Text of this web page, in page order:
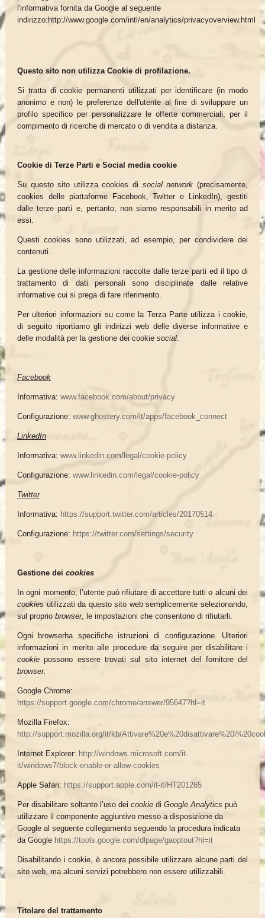
l'informativa fornita da Google al seguente
indirizzo:http://www.google.com/intl/en/analytics/privacyoverview.html
Questo sito non utilizza Cookie di profilazione.
Si tratta di cookie permanenti utilizzati per identificare (in modo
anonimo e non) le preferenze dell'utente al fine di sviluppare un
profilo specifico per personalizzare le offerte commerciali, per il
compimento di ricerche di mercato o di vendita a distanza.
Cookie di Terze Parti e Social media cookie
Su questo sito utilizza cookies di social network (precisamente,
cookies delle piattaforme Facebook, Twitter e LinkedIn), gestiti
dalle terze parti e, pertanto, non siamo responsabili in merito ad
essi.
Questi cookies sono utilizzati, ad esempio, per condividere dei
contenuti.
La gestione delle informazioni raccolte dalle terze parti ed il tipo di
trattamento di dati personali sono disciplinate dalle relative
informative cui si prega di fare riferimento.
Per ulteriori informazioni su come la Terza Parte utilizza i cookie,
di seguito riportiamo gli indirizzi web delle diverse informative e
delle modalità per la gestione dei cookie social.
Facebook
Informativa: www.facebook.com/about/privacy
Configurazione: www.ghostery.com/it/apps/facebook_connect
LinkedIn
Informativa: www.linkedin.com/legal/cookie-policy
Configurazione: www.linkedin.com/legal/cookie-policy
Twitter
Informativa: https://support.twitter.com/articles/20170514
Configurazione: https://twitter.com/settings/security
Gestione dei cookies
In ogni momento, l’utente può rifiutare di accettare tutti o alcuni dei
cookies utilizzati da questo sito web semplicemente selezionando,
sul proprio browser, le impostazioni che consentono di rifiutarli.
Ogni browserha specifiche istruzioni di configurazione. Ulteriori
informazioni in merito alle procedure da seguire per disabilitare i
cookiepossono essere trovati sul sito internet del fornitore del
browser.
Google Chrome:
https://support.google.com/chrome/answer/95647?hl=it
Mozilla Firefox:
http://support.mozilla.org/it/kb/
Internet Explorer: http://windows.microsoft.com/it-
it/windows7/block-enable-or-allow-cookies
Apple Safari: https://support.apple.com/it-it/HT201265
Per disabilitare soltanto l’uso dei cookie di Google Analytics può
utilizzare il componente aggiuntivo messo a disposizione da
Google al seguente collegamento seguendo la procedura indicata
da Google https://tools.google.com/dlpage/gaoptout?hl=it
Disabilitando i cookie, è ancora possibile utilizzare alcune parti del
sito web, ma alcuni servizi potrebbero non essere utilizzabili.
Titolare del trattamento